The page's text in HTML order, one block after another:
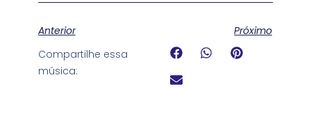
Anterior
Próximo
Compartilhe essa
música: